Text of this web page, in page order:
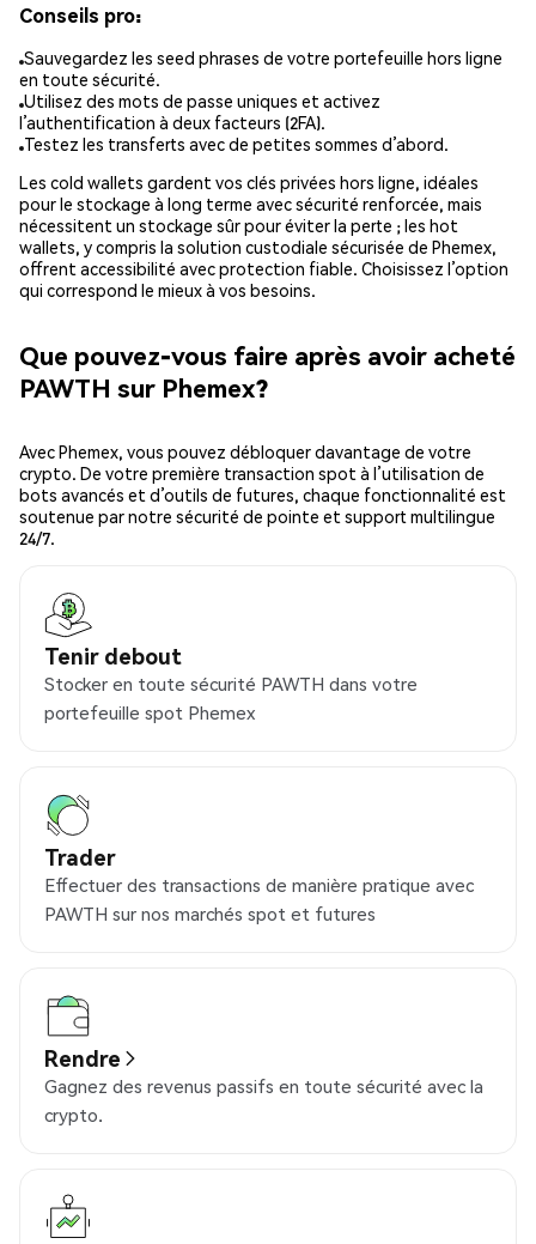
Conseils pro:
Sauvegardez les seed phrases de votre portefeuille hors ligne
en toute sécurité.
Utilisez des mots de passe uniques et activez
l’authentification à deux facteurs (2FA).
Testez les transferts avec de petites sommes d’abord.
Les cold wallets gardent vos clés privées hors ligne, idéales
pour le stockage à long terme avec sécurité renforcée, mais
nécessitent un stockage sûr pour éviter la perte ; les hot
wallets, y compris la solution custodiale sécurisée de Phemex,
offrent accessibilité avec protection fiable. Choisissez l’option
qui correspond le mieux à vos besoins.
Que pouvez-vous faire après avoir acheté
PAWTH sur Phemex?
Avec Phemex, vous pouvez débloquer davantage de votre
crypto. De votre première transaction spot à l’utilisation de
bots avancés et d’outils de futures, chaque fonctionnalité est
soutenue par notre sécurité de pointe et support multilingue
24/7.
Tenir debout
Stocker en toute sécurité PAWTH dans votre
portefeuille spot Phemex
Trader
Effectuer des transactions de manière pratique avec
PAWTH sur nos marchés spot et futures
Rendre
Gagnez des revenus passifs en toute sécurité avec la
crypto.